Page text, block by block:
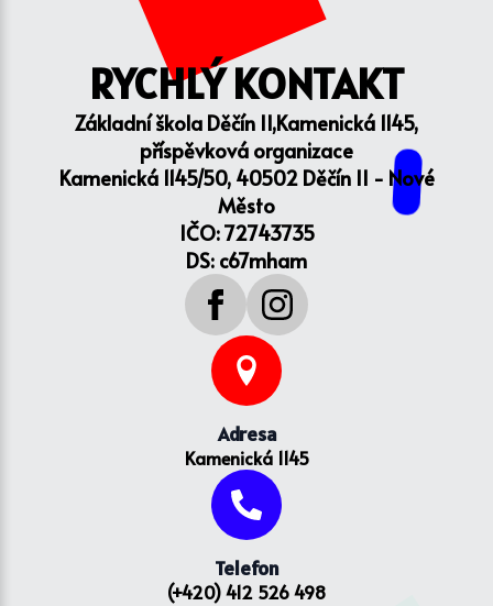
RYCHLÝ KONTAKT
Základní škola Děčín II,Kamenická 1145,
příspěvková organizace
Kamenická 1145/50, 40502 Děčín II - Nové
Město
IČO: 72743735
DS: c67mham
Adresa
Kamenická 1145
Telefon
(+420) 412 526 498